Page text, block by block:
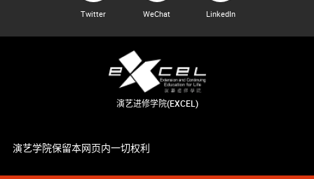
Twitter WeChat LinkedIn
演艺进修学院(EXCEL)
演艺学院保留本网页内一切权利